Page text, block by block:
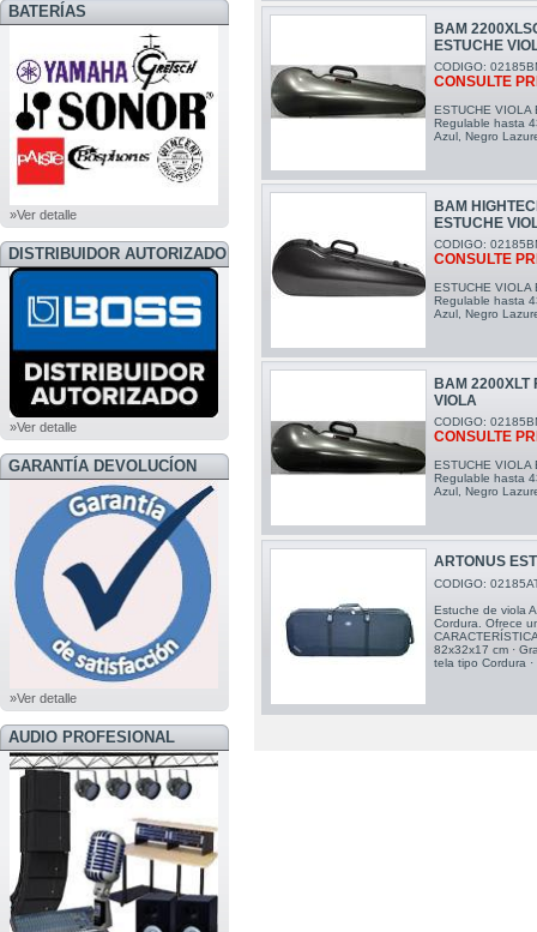
BATERÍAS
»Ver detalle
DISTRIBUIDOR AUTORIZADO
BOSS
»Ver detalle
GARANTÍA DEVOLUCÍON
»Ver detalle
AUDIO PROFESIONAL
BAM
ESTUCHE
CODIGO:
CONSULTE
ESTUCHE
Regulable hasta
Azul, Negro
BAM
ESTUCHE
CODIGO:
CONSULTE
ESTUCHE
Regulable hasta
Azul, Negro
BAM 2200XLT
VIOLA
CODIGO:
CONSULTE
ESTUCHE
Regulable hasta
Azul, Negro
ARTONUS
CODIGO:
Estuche de viola
Cordura. Ofrece
82x32x17 cm ·
tela tipo Cordura